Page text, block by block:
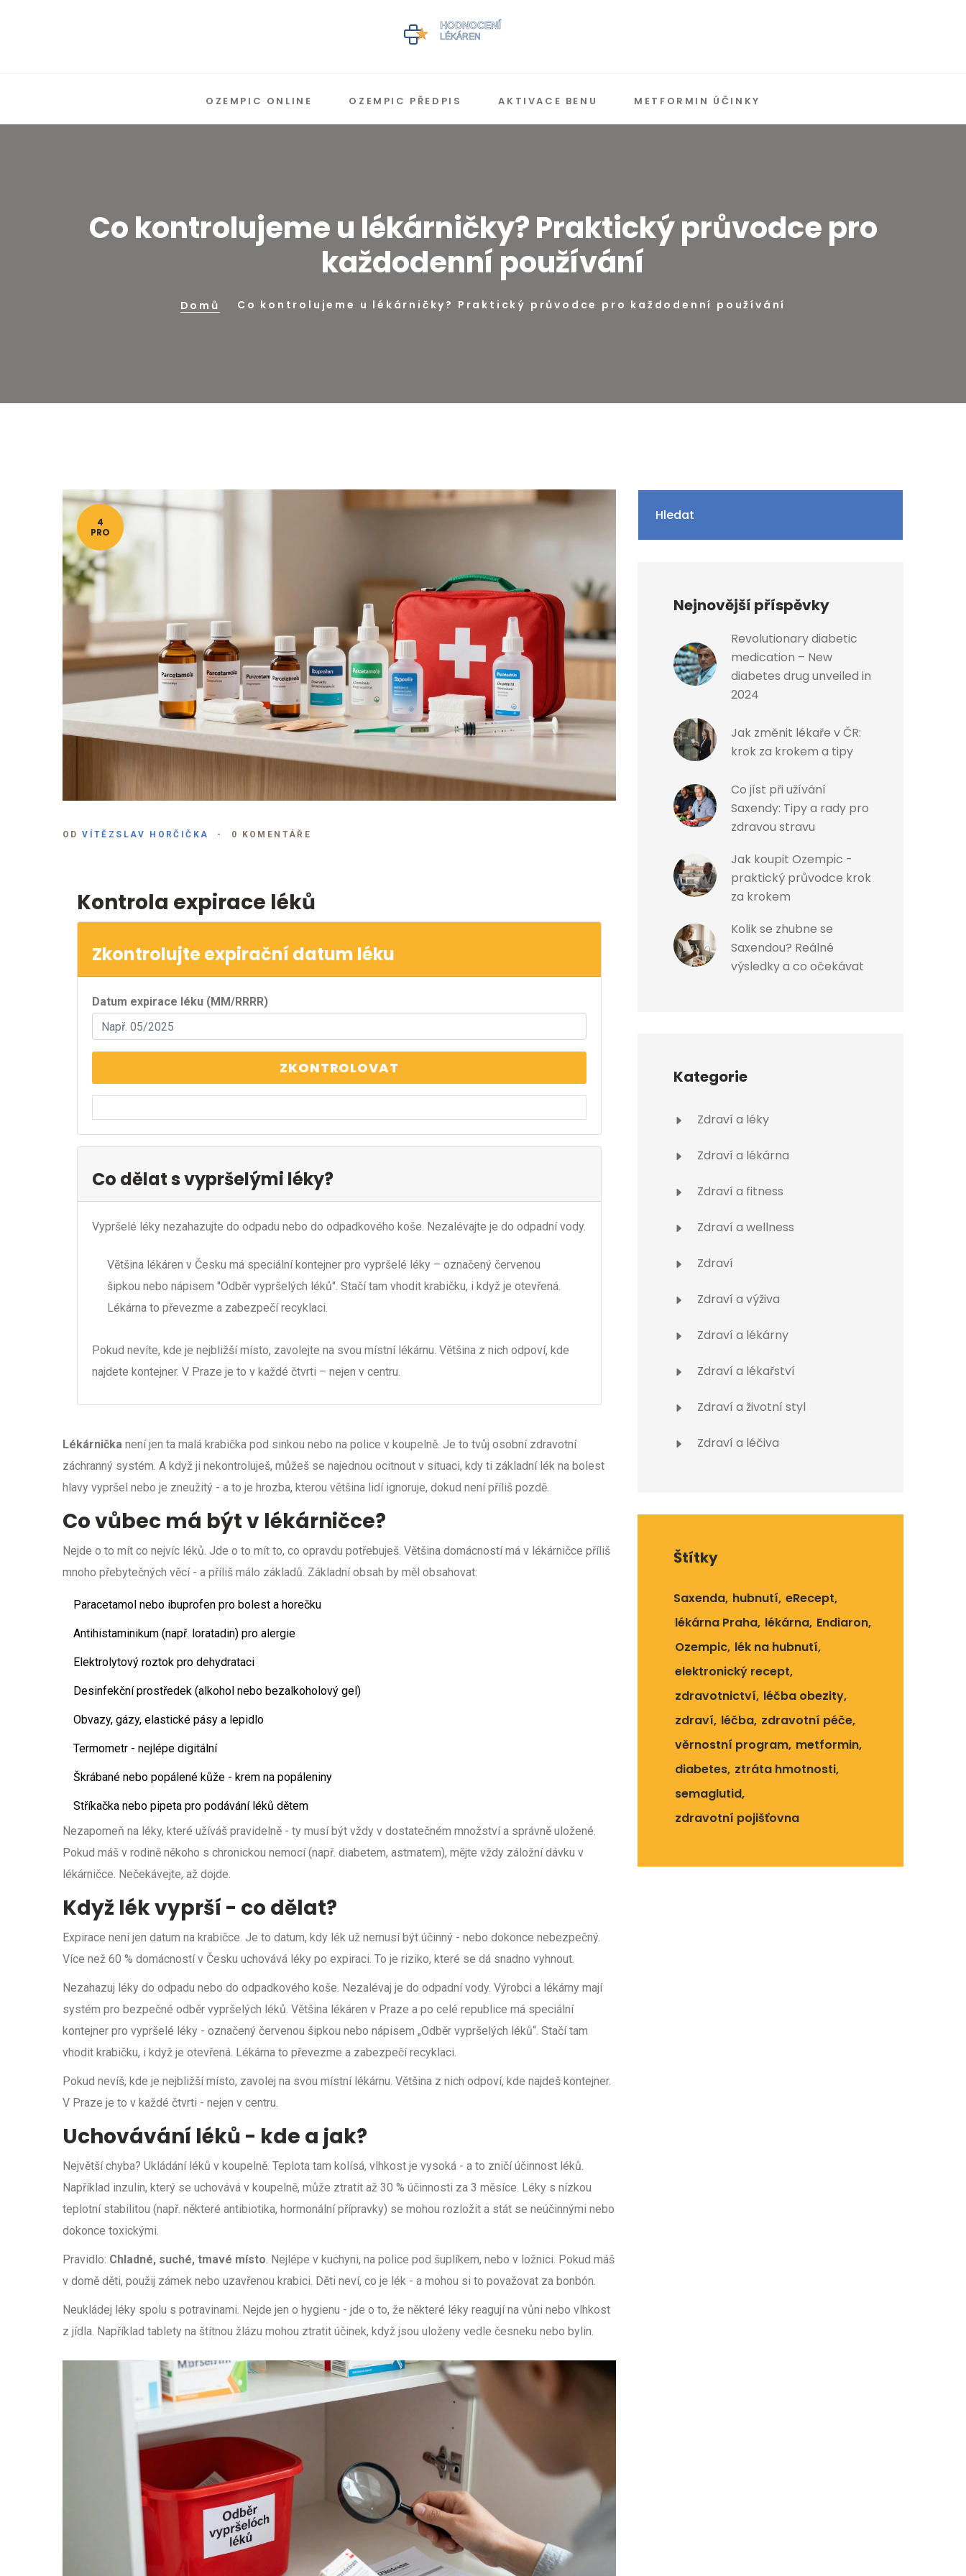
OZEMPIC ONLINE OZEMPIC PŘEDPIS AKTIVACE BENU METFORMIN ÚČINKY
Co kontrolujeme u lékárničky? Praktický průvodce pro
každodenní používání
Domů Co kontrolujeme u lékárničky? Praktický průvodce pro každodenní používání
4
PRO
ODVÍTĚZSLAV HORČIČKA 0 KOMENTÁŘE
Kontrola expirace léků
Zkontrolujte expirační datum léku
Datum expirace léku (MM/RRRR)
ZKONTROLOVAT
Co dělat s vypršelými léky?
Vypršelé léky nezahazujte do odpadu nebo do odpadkového koše. Nezalévajte je do odpadní vody.
Většina lékáren v Česku má speciální kontejner pro vypršelé léky – označený červenou
šipkou nebo nápisem "Odběr vypršelých léků". Stačí tam vhodit krabičku, i když je otevřená.
Lékárna to převezme a zabezpečí recyklaci.
Pokud nevíte, kde je nejbližší místo, zavolejte na svou místní lékárnu. Většina z nich odpoví, kde
najdete kontejner. V Praze je to v každé čtvrti – nejen v centru.
Lékárnička není jen ta malá krabička pod sinkou nebo na police v koupelně. Je to tvůj osobní zdravotní
záchranný systém. A když ji nekontroluješ, můžeš se najednou ocitnout v situaci, kdy ti základní lék na bolest
hlavy vypršel nebo je zneužitý - a to je hrozba, kterou většina lidí ignoruje, dokud není příliš pozdě.
Co vůbec má být v lékárničce?
Nejde o to mít co nejvíc léků. Jde o to mít to, co opravdu potřebuješ. Většina domácností má v lékárničce příliš
mnoho přebytečných věcí - a příliš málo základů. Základní obsah by měl obsahovat:
Paracetamol nebo ibuprofen pro bolest a horečku
Antihistaminikum (např. loratadin) pro alergie
Elektrolytový roztok pro dehydrataci
Desinfekční prostředek (alkohol nebo bezalkoholový gel)
Obvazy, gázy, elastické pásy a lepidlo
Termometr - nejlépe digitální
Škrábané nebo popálené kůže - krem na popáleniny
Stříkačka nebo pipeta pro podávání léků dětem
Nezapomeň na léky, které užíváš pravidelně - ty musí být vždy v dostatečném množství a správně uložené.
Pokud máš v rodině někoho s chronickou nemocí (např. diabetem, astmatem), mějte vždy záložní dávku v
lékárničce. Nečekávejte, až dojde.
Když lék vyprší - co dělat?
Expirace není jen datum na krabičce. Je to datum, kdy lék už nemusí být účinný - nebo dokonce nebezpečný.
Více než 60 % domácností v Česku uchovává léky po expiraci. To je riziko, které se dá snadno vyhnout.
Nezahazuj léky do odpadu nebo do odpadkového koše. Nezalévaj je do odpadní vody. Výrobci a lékárny mají
systém pro bezpečné odběr vypršelých léků. Většina lékáren v Praze a po celé republice má speciální
kontejner pro vypršelé léky - označený červenou šipkou nebo nápisem „Odběr vypršelých léků“. Stačí tam
vhodit krabičku, i když je otevřená. Lékárna to převezme a zabezpečí recyklaci.
Pokud nevíš, kde je nejbližší místo, zavolej na svou místní lékárnu. Většina z nich odpoví, kde najdeš kontejner.
V Praze je to v každé čtvrti - nejen v centru.
Uchovávání léků - kde a jak?
Největší chyba? Ukládání léků v koupelně. Teplota tam kolísá, vlhkost je vysoká - a to zničí účinnost léků.
Například inzulin, který se uchovává v koupelně, může ztratit až 30 % účinnosti za 3 měsíce. Léky s nízkou
teplotní stabilitou (např. některé antibiotika, hormonální přípravky) se mohou rozložit a stát se neúčinnými nebo
dokonce toxickými.
Pravidlo: Chladné, suché, tmavé místo. Nejlépe v kuchyni, na police pod šuplíkem, nebo v ložnici. Pokud máš
v domě děti, použij zámek nebo uzavřenou krabici. Děti neví, co je lék - a mohou si to považovat za bonbón.
Neukládej léky spolu s potravinami. Nejde jen o hygienu - jde o to, že některé léky reagují na vůni nebo vlhkost
z jídla. Například tablety na štítnou žlázu mohou ztratit účinek, když jsou uloženy vedle česneku nebo bylin.
Hledat
Nejnovější příspěvky
Revolutionary diabetic
medication – New
diabetes drug unveiled in
2024
Jak změnit lékaře v ČR:
krok za krokem a tipy
Co jíst při užívání
Saxendy: Tipy a rady pro
zdravou stravu
Jak koupit Ozempic -
praktický průvodce krok
za krokem
Kolik se zhubne se
Saxendou? Reálné
výsledky a co očekávat
Kategorie
Zdraví a léky
Zdraví a lékárna
Zdraví a fitness
Zdraví a wellness
Zdraví
Zdraví a výživa
Zdraví a lékárny
Zdraví a lékařství
Zdraví a životní styl
Zdraví a léčiva
Štítky
Saxenda hubnutí eRecept
lékárna Praha lékárna Endiaron
Ozempic lék na hubnutí
elektronický recept
zdravotnictví léčba obezity
zdraví léčba zdravotní péče
věrnostní program metformin
diabetes ztráta hmotnosti
semaglutid
zdravotní pojišťovna